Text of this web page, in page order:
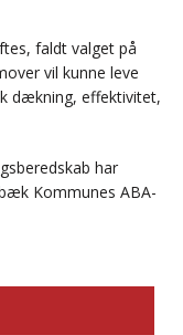
faldt valget på
vil kunne leve
dækning, effektivitet,
har
Kommunes ABA-